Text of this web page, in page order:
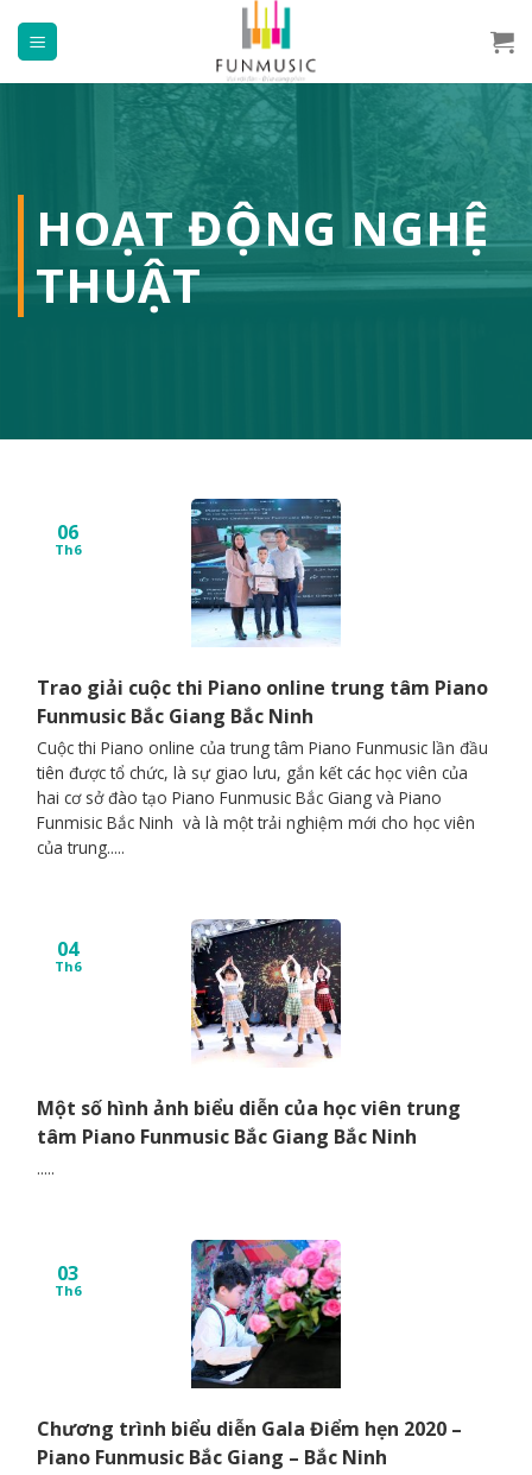
đến
HOẠT ĐỘNG NGHỆ
THUẬT
Trao giải cuộc thi Piano online trung tâm Piano
Funmusic Bắc Giang Bắc Ninh
Cuộc thi Piano online của trung tâm Piano Funmusic lần đầu
tiên được tổ chức, là sự giao lưu, gắn kết các học viên của
hai cơ sở đào tạo Piano Funmusic Bắc Giang và Piano
Funmisic Bắc Ninh và là một trải nghiệm mới cho học viên
của trung.....
06
Th6
Một số hình ảnh biểu diễn của học viên trung
tâm Piano Funmusic Bắc Giang Bắc Ninh
.....
04
Th6
Chương trình biểu diễn Gala Điểm hẹn 2020 –
Piano Funmusic Bắc Giang – Bắc Ninh
03
Th6